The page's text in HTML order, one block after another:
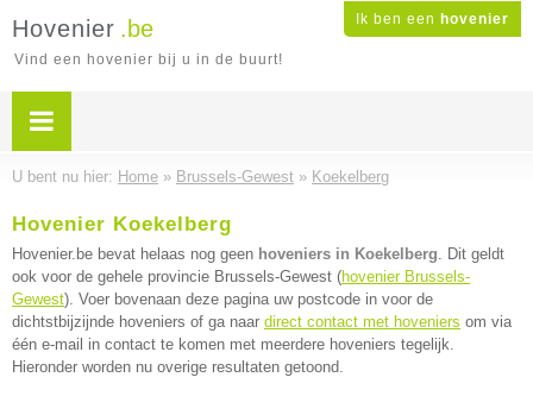
Ik ben een hovenier
Hovenier .be
Vind een hovenier bij u in de buurt!
U bent nu hier: Home » Brussels-Gewest » Koekelberg
Hovenier Koekelberg
Hovenier.be bevat helaas nog geen hoveniers in Koekelberg. Dit geldt
ook voor de gehele provincie Brussels-Gewest (hovenier Brussels-
Gewest). Voer bovenaan deze pagina uw postcode in voor de
dichtstbijzijnde hoveniers of ga naar direct contact met hoveniers om via
één e-mail in contact te komen met meerdere hoveniers tegelijk.
Hieronder worden nu overige resultaten getoond.